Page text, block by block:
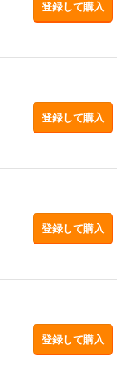
登録して購入
登録して購入
登録して購入
登録して購入